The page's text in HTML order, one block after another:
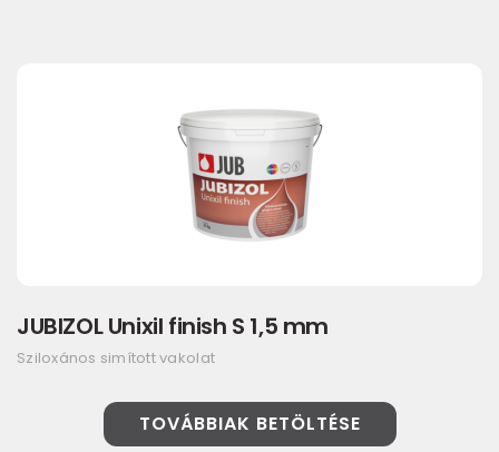
JUBIZOL Unixil finish S 1,5 mm
Sziloxános simított vakolat
TOVÁBBIAK BETÖLTÉSE